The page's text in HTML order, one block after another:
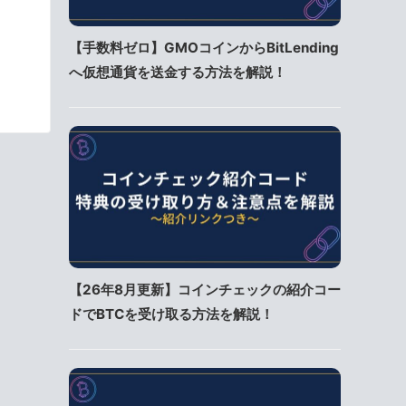
【手数料ゼロ】GMOコインからBitLending
へ仮想通貨を送金する方法を解説！
【26年8月更新】コインチェックの紹介コー
ドでBTCを受け取る方法を解説！